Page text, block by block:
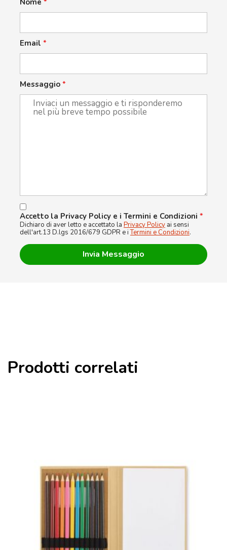
Nome *
Email *
Messaggio *
Accetto la Privacy Policy e i Termini e Condizioni *
Dichiaro di aver letto e accettato la Privacy Policy ai sensi
dell'art.13 D.lgs 2016/679 GDPR e iTermini e Condizioni.
Prodotti correlati